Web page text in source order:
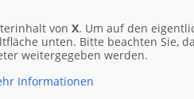
von X. Um auf den
unten. Bitte beachten Sie,
weitergegeben werden.
Informationen